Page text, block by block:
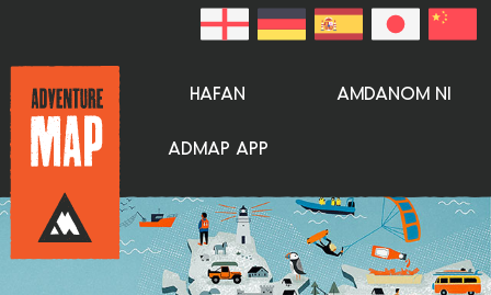
HAFAN AMDANOM NI
ADMAP APP